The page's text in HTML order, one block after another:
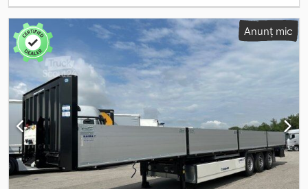
Anunț mic